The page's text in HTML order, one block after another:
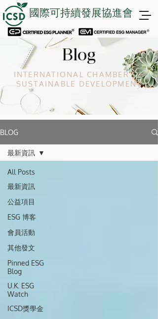
國際可持續發展協進會
Blog
INTERNATIONAL CHAMBER OF
SUSTAINABLE DEVELOPMENT
BLOG
All Posts
最新資訊
公益項目
ESG 博客
會員活動
其他發文
Pinned ESG
Blog
U.K. ESG
Watch
ICSD獎學金
最新資訊